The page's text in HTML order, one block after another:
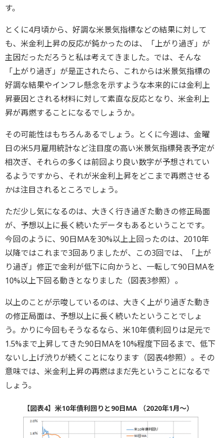
す。
とくに4月頃から、好調な米景気指標などの結果に対して
も、米金利上昇の反応が鈍かったのは、「上がり過ぎ」が
主因だっただろうと私は考えてきました。では、そんな
「上がり過ぎ」が是正されたら、これからは米景気指標の
好調な結果やインフレ懸念を示すような本来的には金利上
昇要因とされる材料に対して素直な反応となり、米金利上
昇が再燃することになるでしょうか。
その可能性はもちろんあるでしょう。とくに今週は、金曜
日の米5月雇用統計など注目度の高い米景気指標発表予定が
相次ぎ、それらの多くは前回より良い数字が予想されてい
るようですから、それが米金利上昇をどこまで再燃させる
かは注目されるところでしょう。
ただ少し気になるのは、大きく行き過ぎた動きの修正局面
が、予想以上に長く続いたデータもあるということです。
今回のように、90日MAを30%以上上回ったのは、2010年
以降ではこれまで3回ありましたが、この3回では、「上が
り過ぎ」修正で金利が低下に向かうと、一転して90日MAを
10%以上下回る動きとなりました（図表3参照）。
以上のことが示唆しているのは、大きく上がり過ぎた動き
の修正局面は、予想以上に長く続いたということでしょ
う。かりに今回もそうなるなら、米10年債利回りは足元で
1.5%まで上昇してきた90日MAを10%程度下回るまで、低下
ないし上げ渋りが続くことになります（図表4参照）。その
意味では、米金利上昇の再燃はまだ先ということになるで
しょう。
【図表4】米10年債利回りと90日MA （2020年1月～）